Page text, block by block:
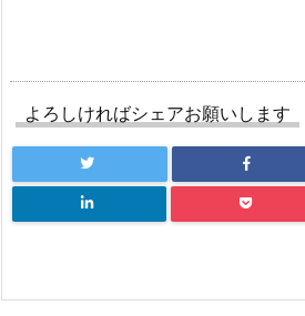
よろしければシェアお願いします